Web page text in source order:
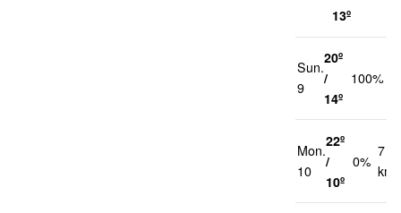
13º
Sun.
9
20º
/
14º
100%
Mon.
10
22º
/
10º
0%
7